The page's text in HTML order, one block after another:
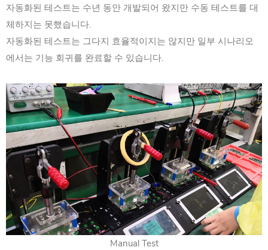
자동화된 테스트는 수년 동안 개발되어 왔지만 수동 테스트를 대
체하지는 못했습니다.
자동화된 테스트는 그다지 효율적이지는 않지만 일부 시나리오
에서는 기능 회귀를 완료할 수 있습니다.
Manual Test